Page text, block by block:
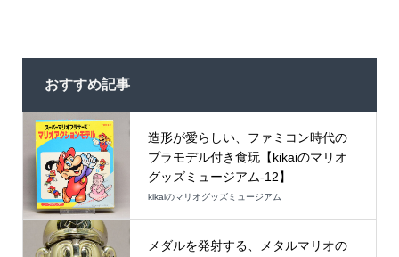
おすすめ記事
造形が愛らしい、ファミコン時代の
プラモデル付き食玩【kikaiのマリオ
グッズミュージアム-12】
kikaiのマリオグッズミュージアム
メダルを発射する、メタルマリオの